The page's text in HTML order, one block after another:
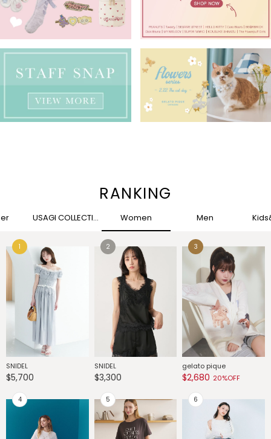
RANKING
USAGI COLLECTION Women Men
SNIDEL
$5,700
SNIDEL
$3,300
gelato pique
$2,680 20%OFF